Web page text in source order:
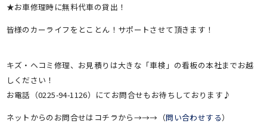
★お車修理時に無料代車の貸出！
皆様のカーライフをとことん！サポートさせて頂きます！
キズ・ヘコミ修理、お見積りは大きな「車検」の看板の本社までお越
しください！
お電話（0225-94-1126）にてお問合せもお待ちしております♪
ネットからのお問合せはコチラから→→→（問い合わせする）